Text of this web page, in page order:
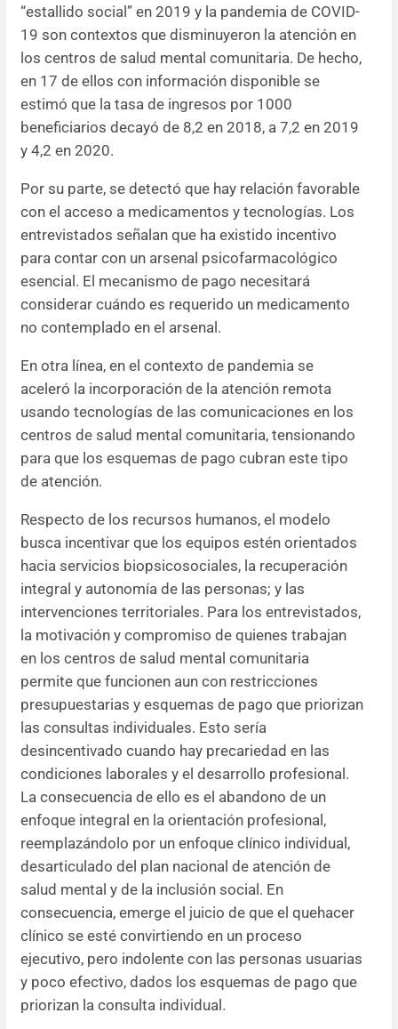
“estallido social” en 2019 y la pandemia de COVID-
19 son contextos que disminuyeron la atención en
los centros de salud mental comunitaria. De hecho,
en 17 de ellos con información disponible se
estimó que la tasa de ingresos por 1000
beneficiarios decayó de 8,2 en 2018, a 7,2 en 2019
y 4,2 en 2020.
Por su parte, se detectó que hay relación favorable
con el acceso a medicamentos y tecnologías. Los
entrevistados señalan que ha existido incentivo
para contar con un arsenal psicofarmacológico
esencial. El mecanismo de pago necesitará
considerar cuándo es requerido un medicamento
no contemplado en el arsenal.
En otra línea, en el contexto de pandemia se
aceleró la incorporación de la atención remota
usando tecnologías de las comunicaciones en los
centros de salud mental comunitaria, tensionando
para que los esquemas de pago cubran este tipo
de atención.
Respecto de los recursos humanos, el modelo
busca incentivar que los equipos estén orientados
hacia servicios biopsicosociales, la recuperación
integral y autonomía de las personas; y las
intervenciones territoriales. Para los entrevistados,
la motivación y compromiso de quienes trabajan
en los centros de salud mental comunitaria
permite que funcionen aun con restricciones
presupuestarias y esquemas de pago que priorizan
las consultas individuales. Esto sería
desincentivado cuando hay precariedad en las
condiciones laborales y el desarrollo profesional.
La consecuencia de ello es el abandono de un
enfoque integral en la orientación profesional,
reemplazándolo por un enfoque clínico individual,
desarticulado del plan nacional de atención de
salud mental y de la inclusión social. En
consecuencia, emerge el juicio de que el quehacer
clínico se esté convirtiendo en un proceso
ejecutivo, pero indolente con las personas usuarias
y poco efectivo, dados los esquemas de pago que
priorizan la consulta individual.